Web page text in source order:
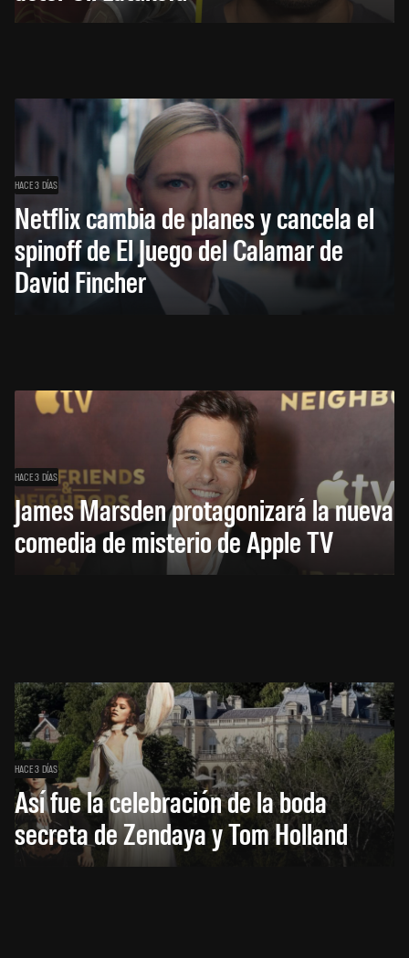
HACE 3 DÍAS
Netflix cambia de planes y cancela el
spinoff de El Juego del Calamar de
David Fincher
HACE 3 DÍAS
James Marsden protagonizará la nueva
comedia de misterio de Apple TV
HACE 3 DÍAS
Así fue la celebración de la boda
secreta de Zendaya y Tom Holland